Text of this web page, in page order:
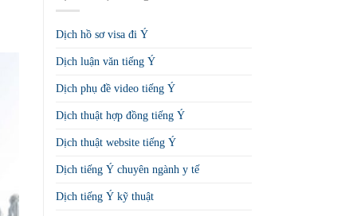
Dịch hồ sơ visa đi Ý
Dịch luận văn tiếng Ý
Dịch phụ đề video tiếng Ý
Dịch thuật hợp đồng tiếng Ý
Dịch thuật website tiếng Ý
Dịch tiếng Ý chuyên ngành y tế
Dịch tiếng Ý kỹ thuật